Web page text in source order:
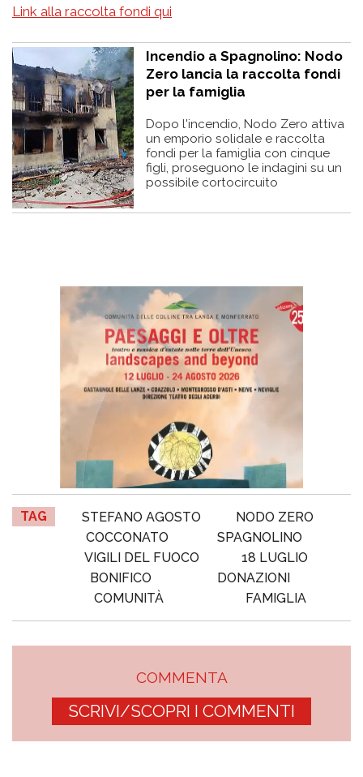
Link alla raccolta fondi qui
Incendio a Spagnolino: Nodo
Zero lancia la raccolta fondi
per la famiglia
Dopo l'incendio, Nodo Zero attiva
un emporio solidale e raccolta
fondi per la famiglia con cinque
figli, proseguono le indagini su un
possibile cortocircuito
TAG STEFANO AGOSTO
NODO ZERO
COCCONATO
SPAGNOLINO
VIGILI DEL FUOCO
18 LUGLIO
BONIFICO
DONAZIONI
COMUNITÀ
FAMIGLIA
COMMENTA
SCRIVI/SCOPRI I COMMENTI